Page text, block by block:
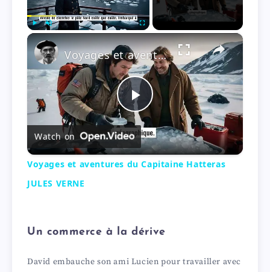
Fullscreen ×
P
l
V
Voyages et aventures du Capitaine Hatteras JULES VERNE
Watch on
Voyages et aventures du Capitaine Hatteras
JULES VERNE
Un commerce à la dérive
David embauche son ami Lucien pour travailler avec